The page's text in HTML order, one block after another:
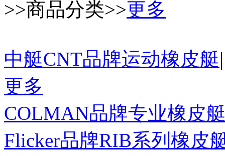
>>商品分类>>更多
中艇CNT品牌运动橡皮艇
更多
COLMAN品牌专业橡皮
Flicker品牌RIB系列橡皮